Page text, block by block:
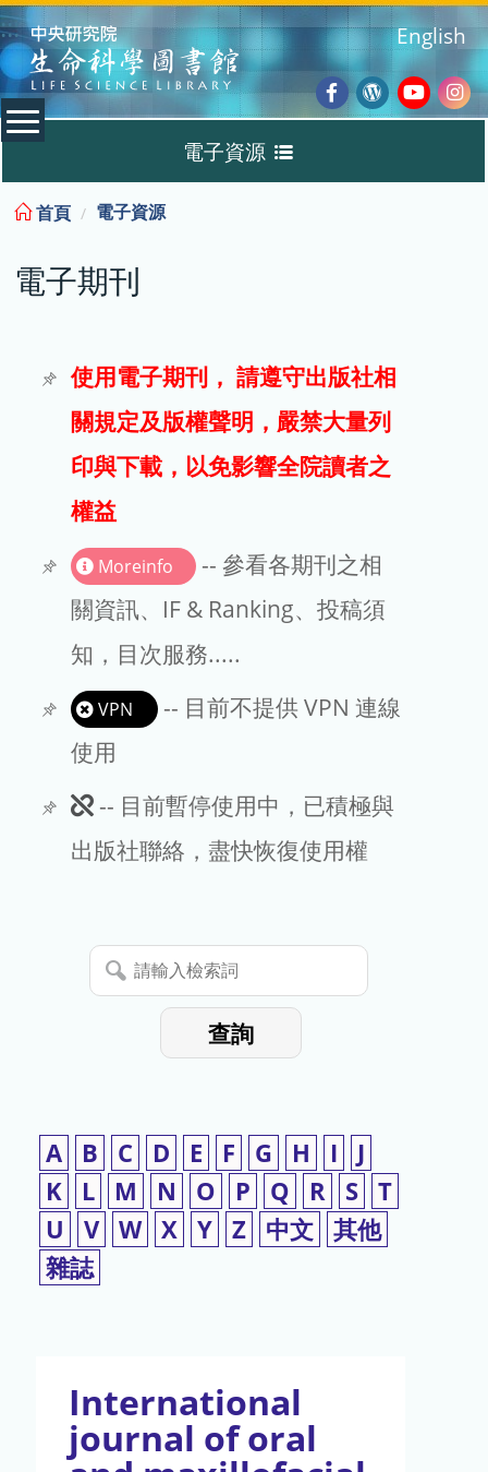
:::
Facebook
Wordpress
English
電子資源
電子期刊
試用
文章處理費
EndNote
首頁 電子資源
電子期刊
使用電子期刊， 請遵守出版社相
關規定及版權聲明，嚴禁大量列
印與下載，以免影響全院讀者之
權益
Moreinfo
-- 參看各期刊之相
關資訊、IF & Ranking、投稿須
知，目次服務.....
VPN
-- 目前不提供 VPN 連線
使用
此
期
暫
停
-- 目前暫停使用中，已積極與
出版社聯絡，盡快恢復使用權
請
輸
查詢
A B C D E F G H I
J
K
L M N O P Q R S T
U
V W X Y Z 中文 其他
雜誌
International
journal of oral